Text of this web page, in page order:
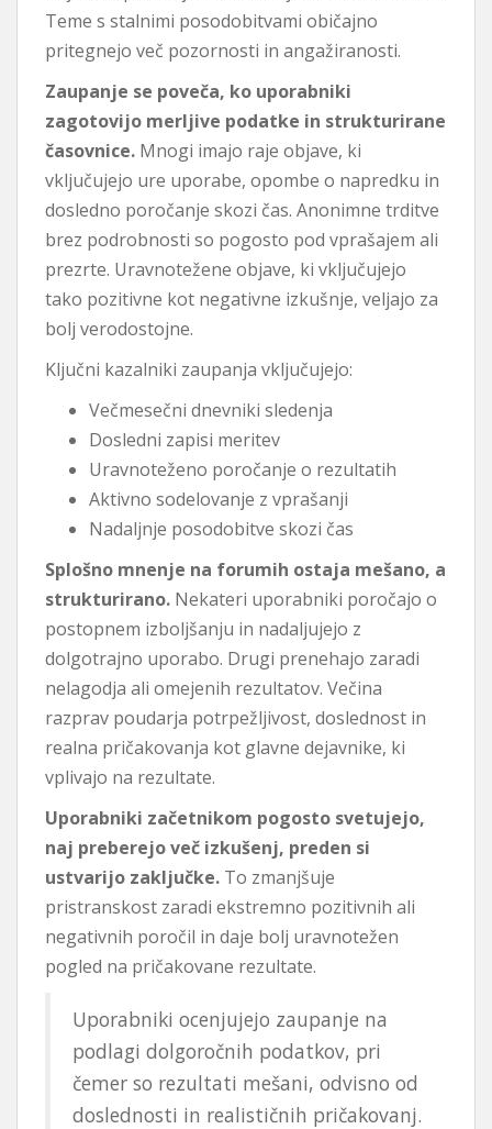
Teme s stalnimi posodobitvami običajno
pritegnejo več pozornosti in angažiranosti.
Zaupanje se poveča, ko uporabniki
zagotovijo merljive podatke in strukturirane
časovnice. Mnogi imajo raje objave, ki
vključujejo ure uporabe, opombe o napredku in
dosledno poročanje skozi čas. Anonimne trditve
brez podrobnosti so pogosto pod vprašajem ali
prezrte. Uravnotežene objave, ki vključujejo
tako pozitivne kot negativne izkušnje, veljajo za
bolj verodostojne.
Ključni kazalniki zaupanja vključujejo:
Večmesečni dnevniki sledenja
Dosledni zapisi meritev
Uravnoteženo poročanje o rezultatih
Aktivno sodelovanje z vprašanji
Nadaljnje posodobitve skozi čas
Splošno mnenje na forumih ostaja mešano, a
strukturirano. Nekateri uporabniki poročajo o
postopnem izboljšanju in nadaljujejo z
dolgotrajno uporabo. Drugi prenehajo zaradi
nelagodja ali omejenih rezultatov. Večina
razprav poudarja potrpežljivost, doslednost in
realna pričakovanja kot glavne dejavnike, ki
vplivajo na rezultate.
Uporabniki začetnikom pogosto svetujejo,
naj preberejo več izkušenj, preden si
ustvarijo zaključke. To zmanjšuje
pristranskost zaradi ekstremno pozitivnih ali
negativnih poročil in daje bolj uravnotežen
pogled na pričakovane rezultate.
Uporabniki ocenjujejo zaupanje na
podlagi dolgoročnih podatkov, pri
čemer so rezultati mešani, odvisno od
doslednosti in realističnih pričakovanj.